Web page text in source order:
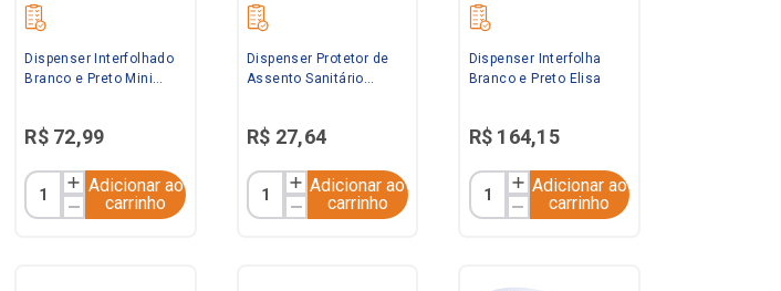
Dispenser Interfolhado
Branco e Preto Mini
R$ 72,99
Adicionar ao
carrinho
Dispenser Protetor de
Assento Sanitário
R$ 27,64
Adicionar ao
carrinho
Dispenser Interfolha
Branco e Preto Elisa
R$ 164,15
Adicionar ao
carrinho